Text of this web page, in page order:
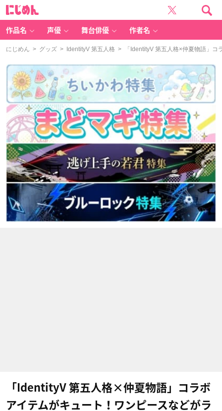
作品名 声優 舞台俳優 作者名
にじめん > グッズ > IdentityV 第五人格 > 「IdentityV 第五人格×仲夏物語」コ
「IdentityV 第五人格×仲夏物語」コラボ
アイテムがキュート！ワンピースなどがラ